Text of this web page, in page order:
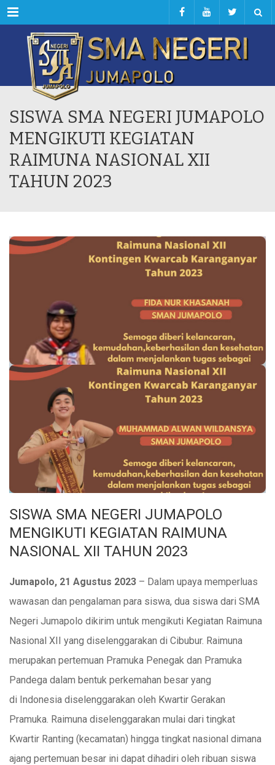
Menu
SISWA SMA NEGERI JUMAPOLO
MENGIKUTI KEGIATAN
RAIMUNA NASIONAL XII
TAHUN 2023
SISWA SMA NEGERI JUMAPOLO
MENGIKUTI KEGIATAN RAIMUNA
NASIONAL XII TAHUN 2023
Jumapolo, 21 Agustus 2023 – Dalam upaya memperluas
wawasan dan pengalaman para siswa, dua siswa dari SMA
Negeri Jumapolo dikirim untuk mengikuti Kegiatan Raimuna
Nasional XII yang diselenggarakan di Cibubur. Raimuna
merupakan pertemuan Pramuka Penegak dan Pramuka
Pandega dalam bentuk perkemahan besar yang
di Indonesia diselenggarakan oleh Kwartir Gerakan
Pramuka. Raimuna diselenggarakan mulai dari tingkat
Kwartir Ranting (kecamatan) hingga tingkat nasional dimana
ajang pertemuan besar ini dapat dihadiri oleh ribuan siswa